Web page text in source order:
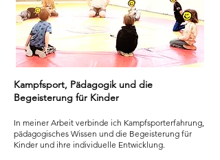
Kampfsport, Pädagogik und die
Begeisterung für Kinder
In meiner Arbeit verbinde ich Kampfsporterfahrung,
pädagogisches Wissen und die Begeisterung für
Kinder und ihre individuelle Entwicklung.